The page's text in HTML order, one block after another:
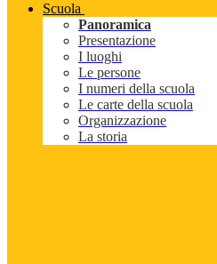
Scuola
Panoramica
Presentazione
I luoghi
Le persone
I numeri della scuola
Le carte della scuola
Organizzazione
La storia